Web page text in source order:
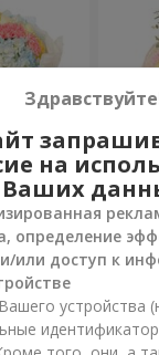
Букет
на
Ваших
определение
или доступ к
устройства